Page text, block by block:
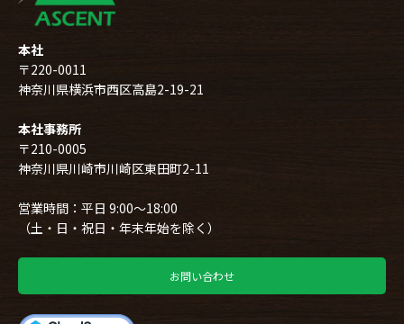
本社
〒220-0011
神奈川県横浜市西区高島2-19-21
本社事務所
〒210-0005
神奈川県川崎市川崎区東田町2-11
営業時間：平日 9:00～18:00
（土・日・祝日・年末年始を除く）
お問い合わせ